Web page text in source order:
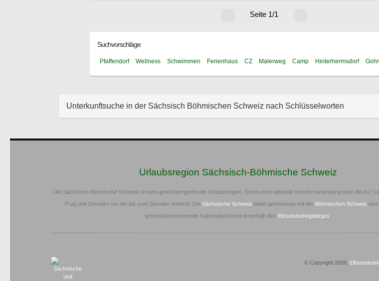
Seite 1/1
Suchvorschläge
Pfaffendorf Wellness Schwimmen Ferienhaus CZ Malerweg Camp Hinterhermsdorf
Unterkunftsuche in der Sächsisch Böhmischen Schweiz nach Schlüsselworten
Urlaubsregion Sächsisch-Böhmische Schweiz
Die Sächsisch-Böhmische Schweiz ist eine grenzübergreifende Urlaubsregion. Durch eine optimale Verkehrsanbindung über die A17
Prag und Dresden nur ein bis zwei Stunden entfernt. Die Sächsische Schweiz bildet gemeinsam mit der Böhmischen Schweiz
grenzüberschreitende Nationalparkzone innerhalb des Elbsandsteingebirges
© Copyright 2026,